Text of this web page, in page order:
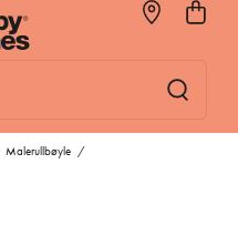
Malerullbøyle /